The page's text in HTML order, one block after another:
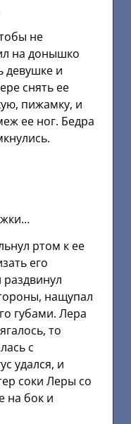
не
на донышко
девушке и
снять ее
пижамку, и
ее ног. Бедра
ртом к ее
его
нащупал
губами. Лера
то
с
удался, и
соки Леры со
на бок и